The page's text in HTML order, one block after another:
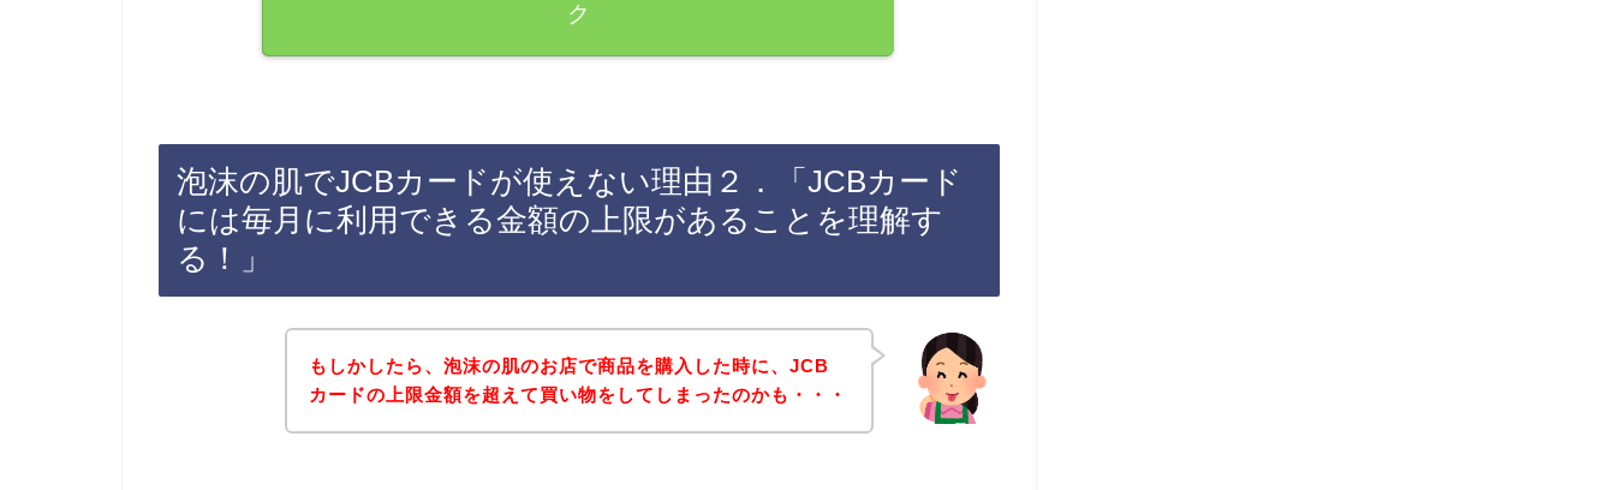
ク
泡沫の肌でJCBカードが使えない理由２．「JCBカード
には毎月に利用できる金額の上限があることを理解す
る！」
もしかしたら、泡沫の肌のお店で商品を購入した時に、JCB
カードの上限金額を超えて買い物をしてしまったのかも・・・